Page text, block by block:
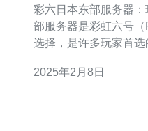
彩六日本东部服务器：玩家
部服务器是彩虹六号
选择，是许多玩家首
本东部服务器具有以下特点： 稳定性：该服
2025年2月8日